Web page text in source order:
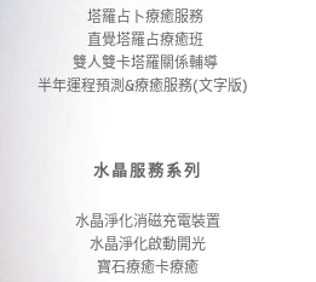
塔羅占卜療癒服務
直覺塔羅占療癒班
雙人雙卡塔羅關係輔導
半年運程預測&療癒服務(文字版)
水晶服務系列
水晶淨化消磁充電裝置
水晶淨化啟動開光
寶石療癒卡療癒